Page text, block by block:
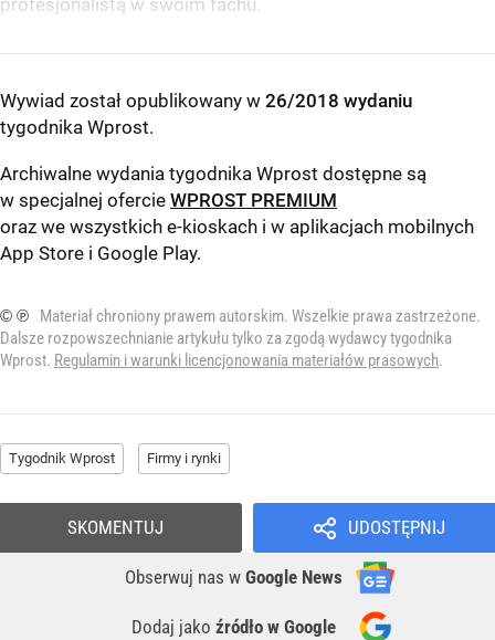
profesjonalistą w swoim fachu.
Wywiad został opublikowany w 26/2018 wydaniu
tygodnika Wprost.
Archiwalne wydania tygodnika Wprost dostępne są
w specjalnej ofercie WPROST PREMIUM
oraz we wszystkich e-kioskach i w aplikacjach mobilnych
App Store i Google Play.
© ℗
Materiał chroniony prawem autorskim. Wszelkie prawa zastrzeżone.
Dalsze rozpowszechnianie artykułu tylko za zgodą wydawcy tygodnika
Wprost. Regulamin i warunki licencjonowania materiałów prasowych.
Tygodnik Wprost Firmy i rynki
UDOSTĘPNIJ
Obserwuj nas w Google News
Dodaj jako źródło w Google
SKOMENTUJ